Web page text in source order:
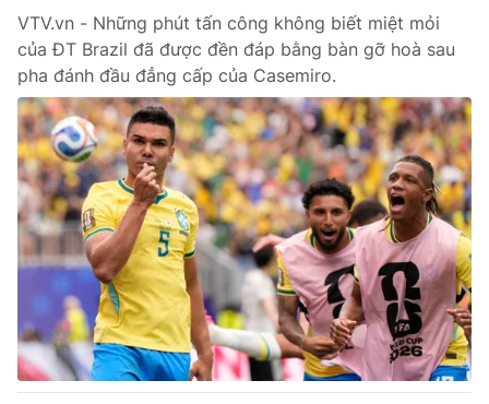
Xã hội
Pháp luật
Y tế
Thế giới
Tin tức
Thế giới đó đây
Câu chuyện quốc tế
Kinh tế
Tài chính
Thị trường
Dữ liệu và đời sống
VTV.vn - Những phút tấn công không biết miệt mỏi
của ĐT Brazil đã được đền đáp bằng bàn gỡ hoà sau
pha đánh đầu đẳng cấp của Casemiro.